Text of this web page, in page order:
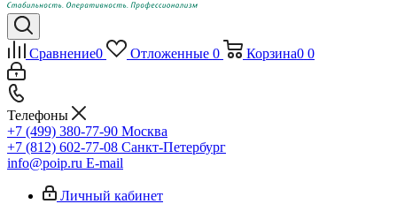
Сравнение0 Отложенные 0 Корзина0 0
Телефоны
+7 (499) 380-77-90 Москва
+7 (812) 602-77-08 Санкт-Петербург
info@poip.ru E-mail
Личный кабинет